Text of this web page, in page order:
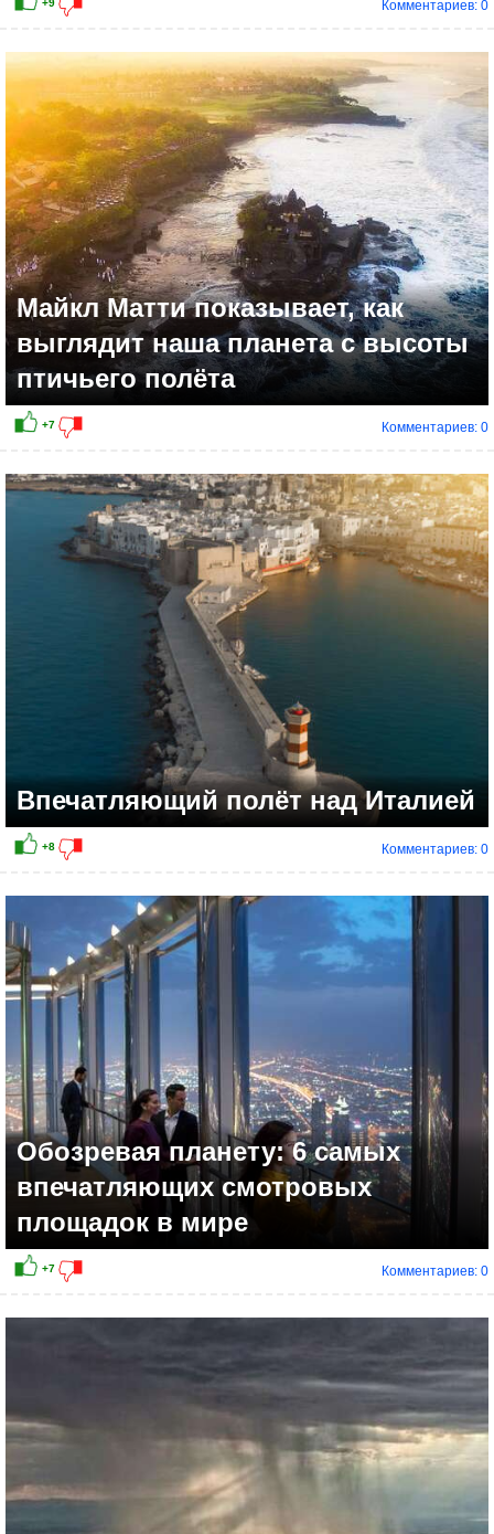
+8
+11
Комментариев: 0
Майкл Матти показывает, как
выглядит наша планета с высоты
птичьего полёта
Комментариев: 0
Впечатляющий полёт над Италией
Комментариев: 0
Обозревая планету: 6 самых
впечатляющих смотровых
площадок в мире
Комментариев: 0